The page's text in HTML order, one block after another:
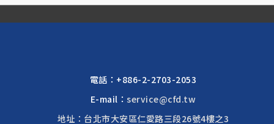
電話： +886-2-2703-2053
E-mail：service@cfd.tw
地址：台北市大安區仁愛路三段26號4樓之3